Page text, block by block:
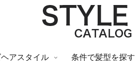
ヘアスタイル 条件で髪型を探す